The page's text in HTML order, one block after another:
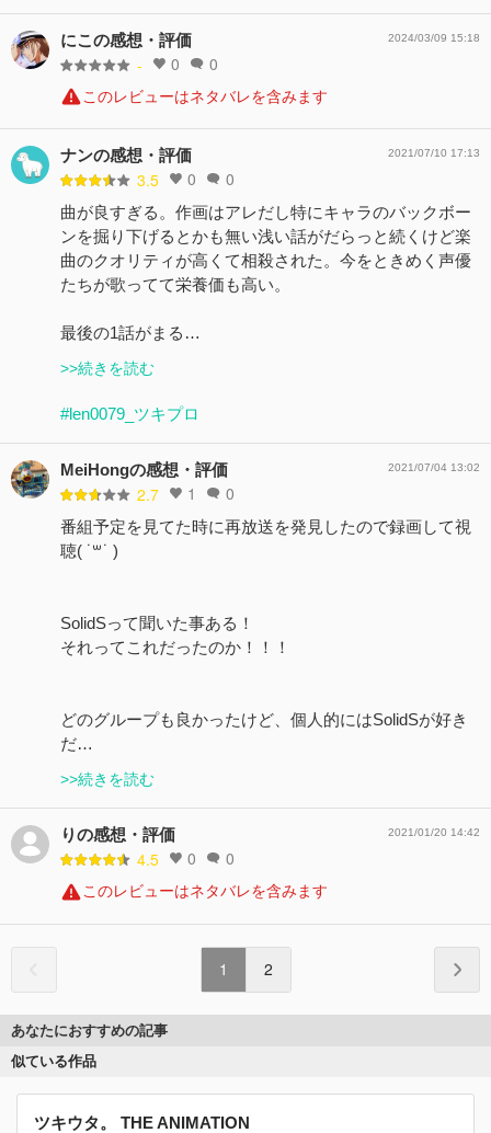
にこの感想・評価
- 0 0
2024/03/09 15:18
このレビューはネタバレを含みます
ナンの感想・評価
3.5 0 0
2021/07/10 17:13
曲が良すぎる。作画はアレだし特にキャラのバックボー
ンを掘り下げるとかも無い浅い話がだらっと続くけど楽
曲のクオリティが高くて相殺された。今をときめく声優
たちが歌ってて栄養価も高い。
最後の1話がまる…
>>続きを読む
#len0079_ツキプロ
MeiHongの感想・評価
2.7 1 0
2021/07/04 13:02
番組予定を見てた時に再放送を発見したので録画して視
聴( ˙꒳​˙ )
SolidSって聞いた事ある！
それってこれだったのか！！！
どのグループも良かったけど、個人的にはSolidSが好き
だ…
>>続きを読む
りの感想・評価
4.5 0 0
2021/01/20 14:42
このレビューはネタバレを含みます
1 2
あなたにおすすめの記事
似ている作品
ツキウタ。 THE ANIMATION